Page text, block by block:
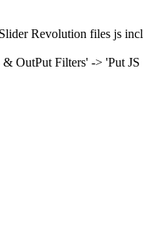
Revolution files js
OutPut Filters' -> 'Put JS